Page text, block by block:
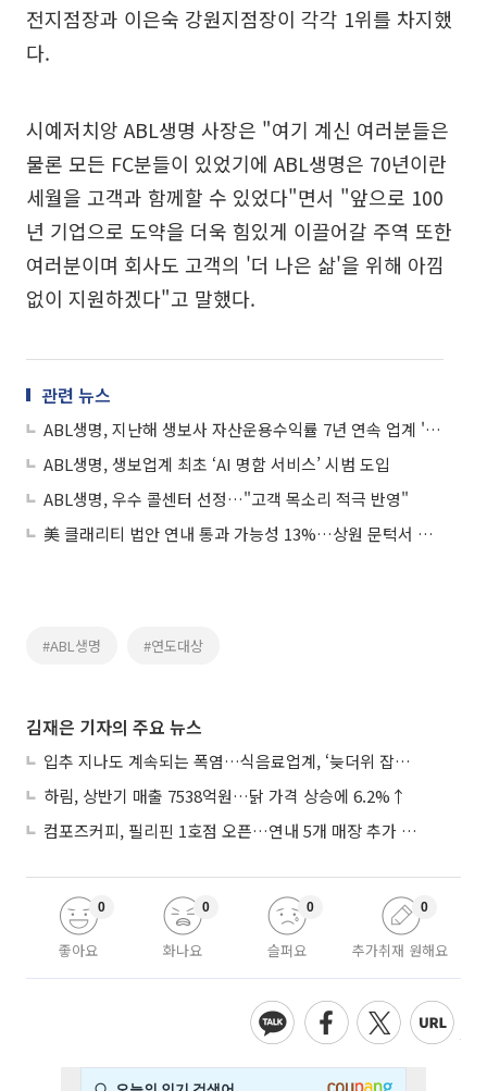
전지점장과 이은숙 강원지점장이 각각 1위를 차지했
다.
시예저치앙 ABL생명 사장은 "여기 계신 여러분들은
물론 모든 FC분들이 있었기에 ABL생명은 70년이란
세월을 고객과 함께할 수 있었다"면서 "앞으로 100
년 기업으로 도약을 더욱 힘있게 이끌어갈 주역 또한
여러분이며 회사도 고객의 '더 나은 삶'을 위해 아낌
없이 지원하겠다"고 말했다.
관련 뉴스
ABL생명, 지난해 생보사 자산운용수익률 7년 연속 업계 '톱3'
ABL생명, 생보업계 최초 ‘AI 명함 서비스’ 시범 도입
ABL생명, 우수 콜센터 선정…"고객 목소리 적극 반영"
美 클래리티 법안 연내 통과 가능성 13%…상원 문턱서 제동
#ABL생명 #연도대상
김재은 기자의 주요 뉴스
입추 지나도 계속되는 폭염…식음료업계, ‘늦더위 잡기’ 전력 투구
하림, 상반기 매출 7538억원…닭 가격 상승에 6.2%↑
컴포즈커피, 필리핀 1호점 오픈…연내 5개 매장 추가 출점
좋아요
0
화나요
0
슬퍼요
0
추가취재 원해요
0